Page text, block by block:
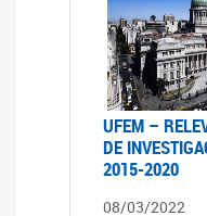
UFEM –
DE
2015-2020
08/03/2022